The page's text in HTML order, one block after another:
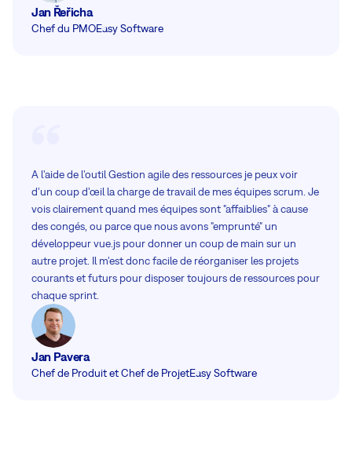
Jan Řeřicha
Chef du PMOEasy Software
Jan Pavera
Chef de Produit et Chef de ProjetEasy Software
A l'aide de l'outil Gestion agile des ressources je peux voir
d'un coup d'œil la charge de travail de mes équipes scrum. Je
vois clairement quand mes équipes sont "affaiblies" à cause
des congés, ou parce que nous avons "emprunté" un
développeur vue.js pour donner un coup de main sur un
autre projet. Il m'est donc facile de réorganiser les projets
courants et futurs pour disposer toujours de ressources pour
chaque sprint.